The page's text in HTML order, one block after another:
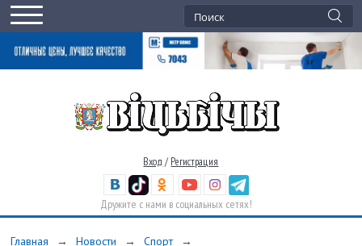
Вход / Регистрация
Дружите с нами в социальных сетях!
Главная → Новости → Спорт
→